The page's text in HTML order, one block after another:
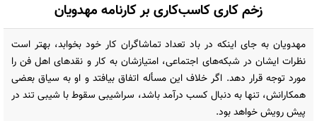
زخم کاری کاسب‌کاری بر کارنامه مهدویان
مهدویان به جای اینکه در باد تعداد تماشاگران کار خود بخوابد، بهتر است
نظرات ایشان در شبکه‌های اجتماعی، امتیازشان به کار و نقد‌های اهل فن را
مورد توجه قرار دهد. اگر خلاف این مسأله اتفاق بیافتد و او به سیاق بعضی
همکارانش، تنها به دنبال کسب درآمد باشد، سراشیبی سقوط با شیبی تند در
پیش رویش خواهد بود.